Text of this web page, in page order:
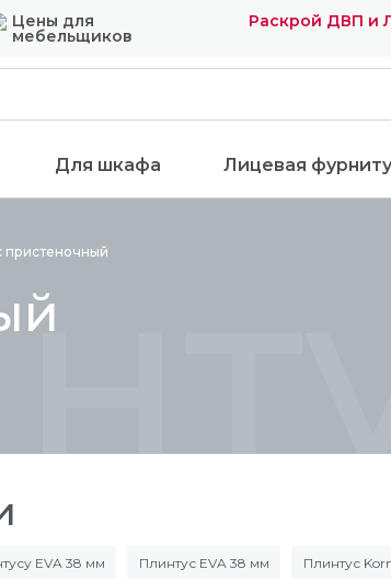
Цены для
мебельщиков
Раскрой ДВП и
Для шкафа Лицевая
пристеночный
EVA 38 мм Плинтус EVA 38 мм Плинтус